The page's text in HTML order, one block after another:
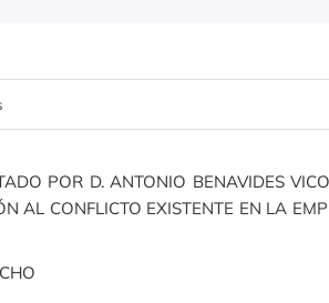
POR D. ANTONIO BENAVIDES
AL CONFLICTO EXISTENTE EN LA